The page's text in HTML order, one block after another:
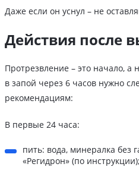
Даже если он уснул – не
Действия после
Протрезвление – это начало, а
в запой через 6 часов нужно
рекомендациям:
В первые 24 часа:
пить: вода, минералка без
«Регидрон» (по инструкции);